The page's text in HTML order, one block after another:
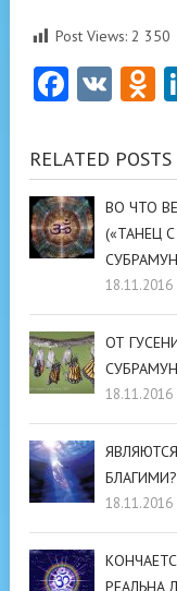
Post Views: 2 350
VK
RELATED POSTS
ВО ЧТО
(«ТАНЕЦ
18.11.2016
ОТ
18.11.2016
18.11.2016
РЕАЛЬНА